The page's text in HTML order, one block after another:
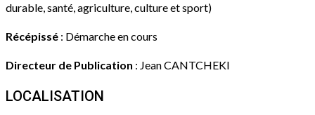
durable, santé, agriculture, culture et sport)
Récépissé : Démarche en cours
Directeur de Publication : Jean CANTCHEKI
LOCALISATION